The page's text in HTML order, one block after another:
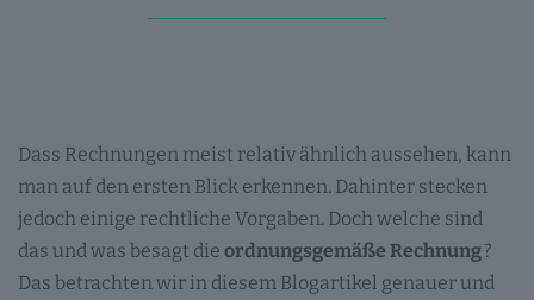
Dass Rechnungen meist relativ ähnlich aussehen, kann
man auf den ersten Blick erkennen. Dahinter stecken
jedoch einige rechtliche Vorgaben. Doch welche sind
das und was besagt die ordnungsgemäße Rechnung?
Das betrachten wir in diesem Blogartikel genauer und